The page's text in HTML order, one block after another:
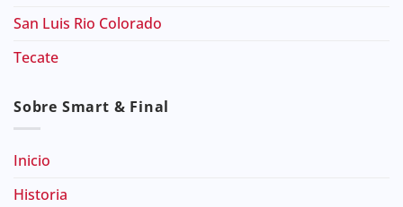
San Luis Rio Colorado
Tecate
Sobre Smart & Final
Inicio
Historia